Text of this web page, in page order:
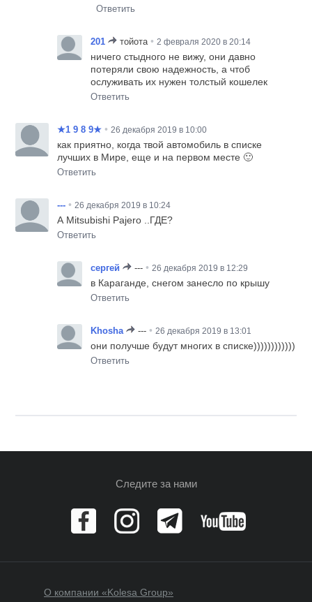
Ответить
201 тойота • 2 февраля 2020 в 20:14
ничего стыдного не вижу, они давно
потеряли свою надежность, а чтоб
ослуживать их нужен толстый кошелек
Ответить
★1 9 8 9★ • 26 декабря 2019 в 10:00
как приятно, когда твой автомобиль в списке
лучших в Мире, еще и на первом месте 🙂
Ответить
--- • 26 декабря 2019 в 10:24
А Mitsubishi Pajero ..ГДЕ?
Ответить
сергей --- • 26 декабря 2019 в 12:29
в Караганде, снегом занесло по крышу
Ответить
Khosha --- • 26 декабря 2019 в 13:01
они получше будут многих в списке))))))))))))
Ответить
Следите за нами
О компании «Kolesa Group»